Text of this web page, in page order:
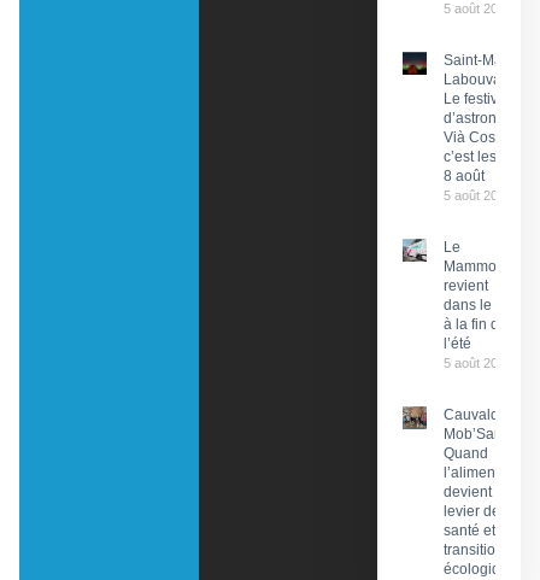
5 août 2026
Saint-Martin-
Labouval :
Le festival
d’astronomie
Vià Cosmos,
c’est les 7 et
8 août
5 août 2026
Le
Mammobile
revient
dans le Lot
à la fin de
l’été
5 août 2026
Cauvaldor –
Mob’Santé :
Quand
l’alimentation
devient un
levier de
santé et de
transition
écologique